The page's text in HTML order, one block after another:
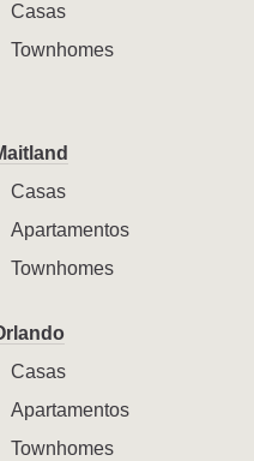
Casas
Townhomes
Casas
Apartamentos
Townhomes
Casas
Apartamentos
Townhomes